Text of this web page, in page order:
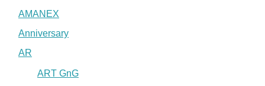
AMANEX
Anniversary
AR
ART GnG